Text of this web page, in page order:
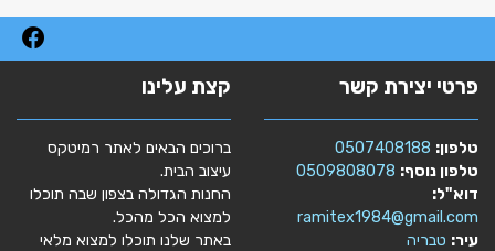
פרטי יצירת קשר
טלפון: 0507408188
טלפון נוסף: 0509808078
דוא"ל:
ramitex1984@gmail.com
עיר: טבריה
קצת עלינו
ברוכים הבאים לאתר רמיטקס
עיצוב הבית.
החנות הגדולה בצפון שבה תוכלו
למצוא הכל מהכל.
באתר שלנו תוכלו למצוא מלאי